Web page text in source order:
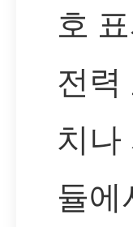
호
전력
치나
듈